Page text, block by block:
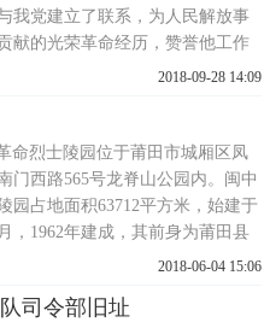
我党建立了联系，为人民解放事
献的光荣革命经历，赞誉他工作
谦虚谨慎，勤勤恳恳，作风正
侧的站前路，坐北朝南，占地754
中、西合璧的
2018-09-28 14:09
命烈士陵园位于莆田市城厢区凤
门西路565号龙脊山公园内。闽中
园占地面积63712平方米，始建于
，1962年建成，其前身为莆田县
，1983年莆田建市后由市政府接
革命烈士陵园，园内建有纪念碑
2018-06-04 15:06
司令部旧址